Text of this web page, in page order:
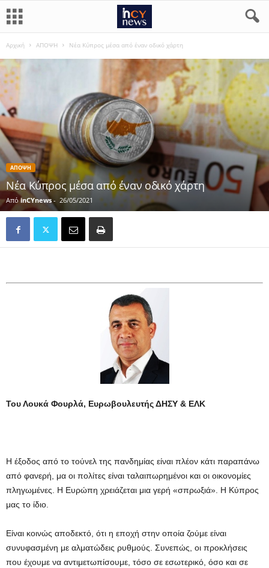
Αρχική ΑΠΟΨΗ Νέα Κύπρος μέσα από έναν οδικό χάρτη
ΑΠΟΨΗ
Νέα Κύπρος μέσα από έναν οδικό χάρτη
Από inCYnews- 26/05/2021
Του Λουκά Φουρλά, Ευρωβουλευτής ΔΗΣΥ & ΕΛΚ
Η έξοδος από το τούνελ της πανδημίας είναι πλέον κάτι παραπάνω
από φανερή, μα οι πολίτες είναι ταλαιπωρημένοι και οι οικονομίες
πληγωμένες. Η Ευρώπη χρειάζεται μια γερή «σπρωξιά». Η Κύπρος
μας το ίδιο.
Είναι κοινώς αποδεκτό, ότι η εποχή στην οποία ζούμε είναι
συνυφασμένη με αλματώδεις ρυθμούς. Συνεπώς, οι προκλήσεις
που έχουμε να αντιμετωπίσουμε, τόσο σε εσωτερικό, όσο και σε